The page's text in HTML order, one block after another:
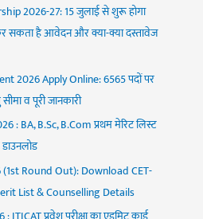
2026-27: 15 जुलाई से शुरू होगा
सकता है आवेदन और क्या-क्या दस्तावेज
2026 Apply Online: 6565 पदों पर
व पूरी जानकारी
: BA, B.Sc, B.Com प्रथम मेरिट लिस्ट
Round Out): Download CET-
List & Counselling Details